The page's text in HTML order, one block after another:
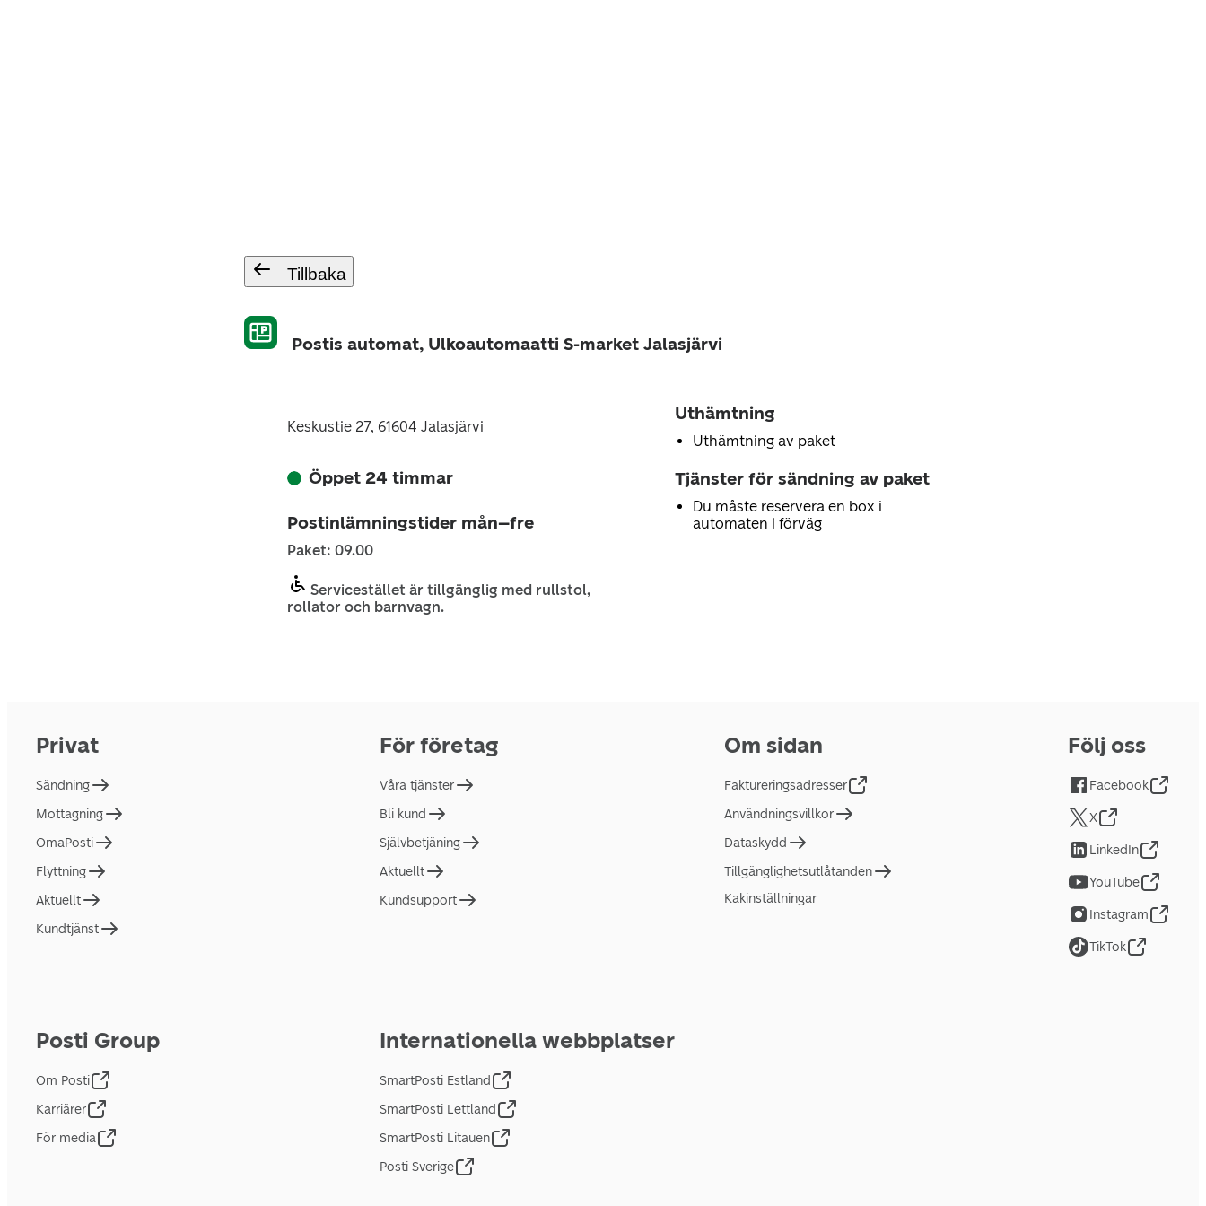
Tillbaka
Postis automat, Ulkoautomaatti S-market Jalasjärvi
Keskustie 27, 61604 Jalasjärvi
Öppet 24 timmar
Postinlämningstider mån–fre
Paket: 09.00
Servicestället är tillgänglig med rullstol,
rollator och barnvagn.
Uthämtning
Uthämtning av paket
Tjänster för sändning av paket
Du måste reservera en box i
automaten i förväg
Privat
Sändning
Mottagning
OmaPosti
Flyttning
Aktuellt
Kundtjänst
För företag
Våra tjänster
Bli kund
Självbetjäning
Aktuellt
Kundsupport
Om sidan
Faktureringsadresser
Användningsvillkor
Dataskydd
Tillgänglighetsutlåtanden
Kakinställningar
Posti Group
Om Posti
Karriärer
För media
Internationella webbplatser
SmartPosti Estland
SmartPosti Lettland
SmartPosti Litauen
Posti Sverige
Följ oss
Facebook
X
LinkedIn
YouTube
Instagram
TikTok